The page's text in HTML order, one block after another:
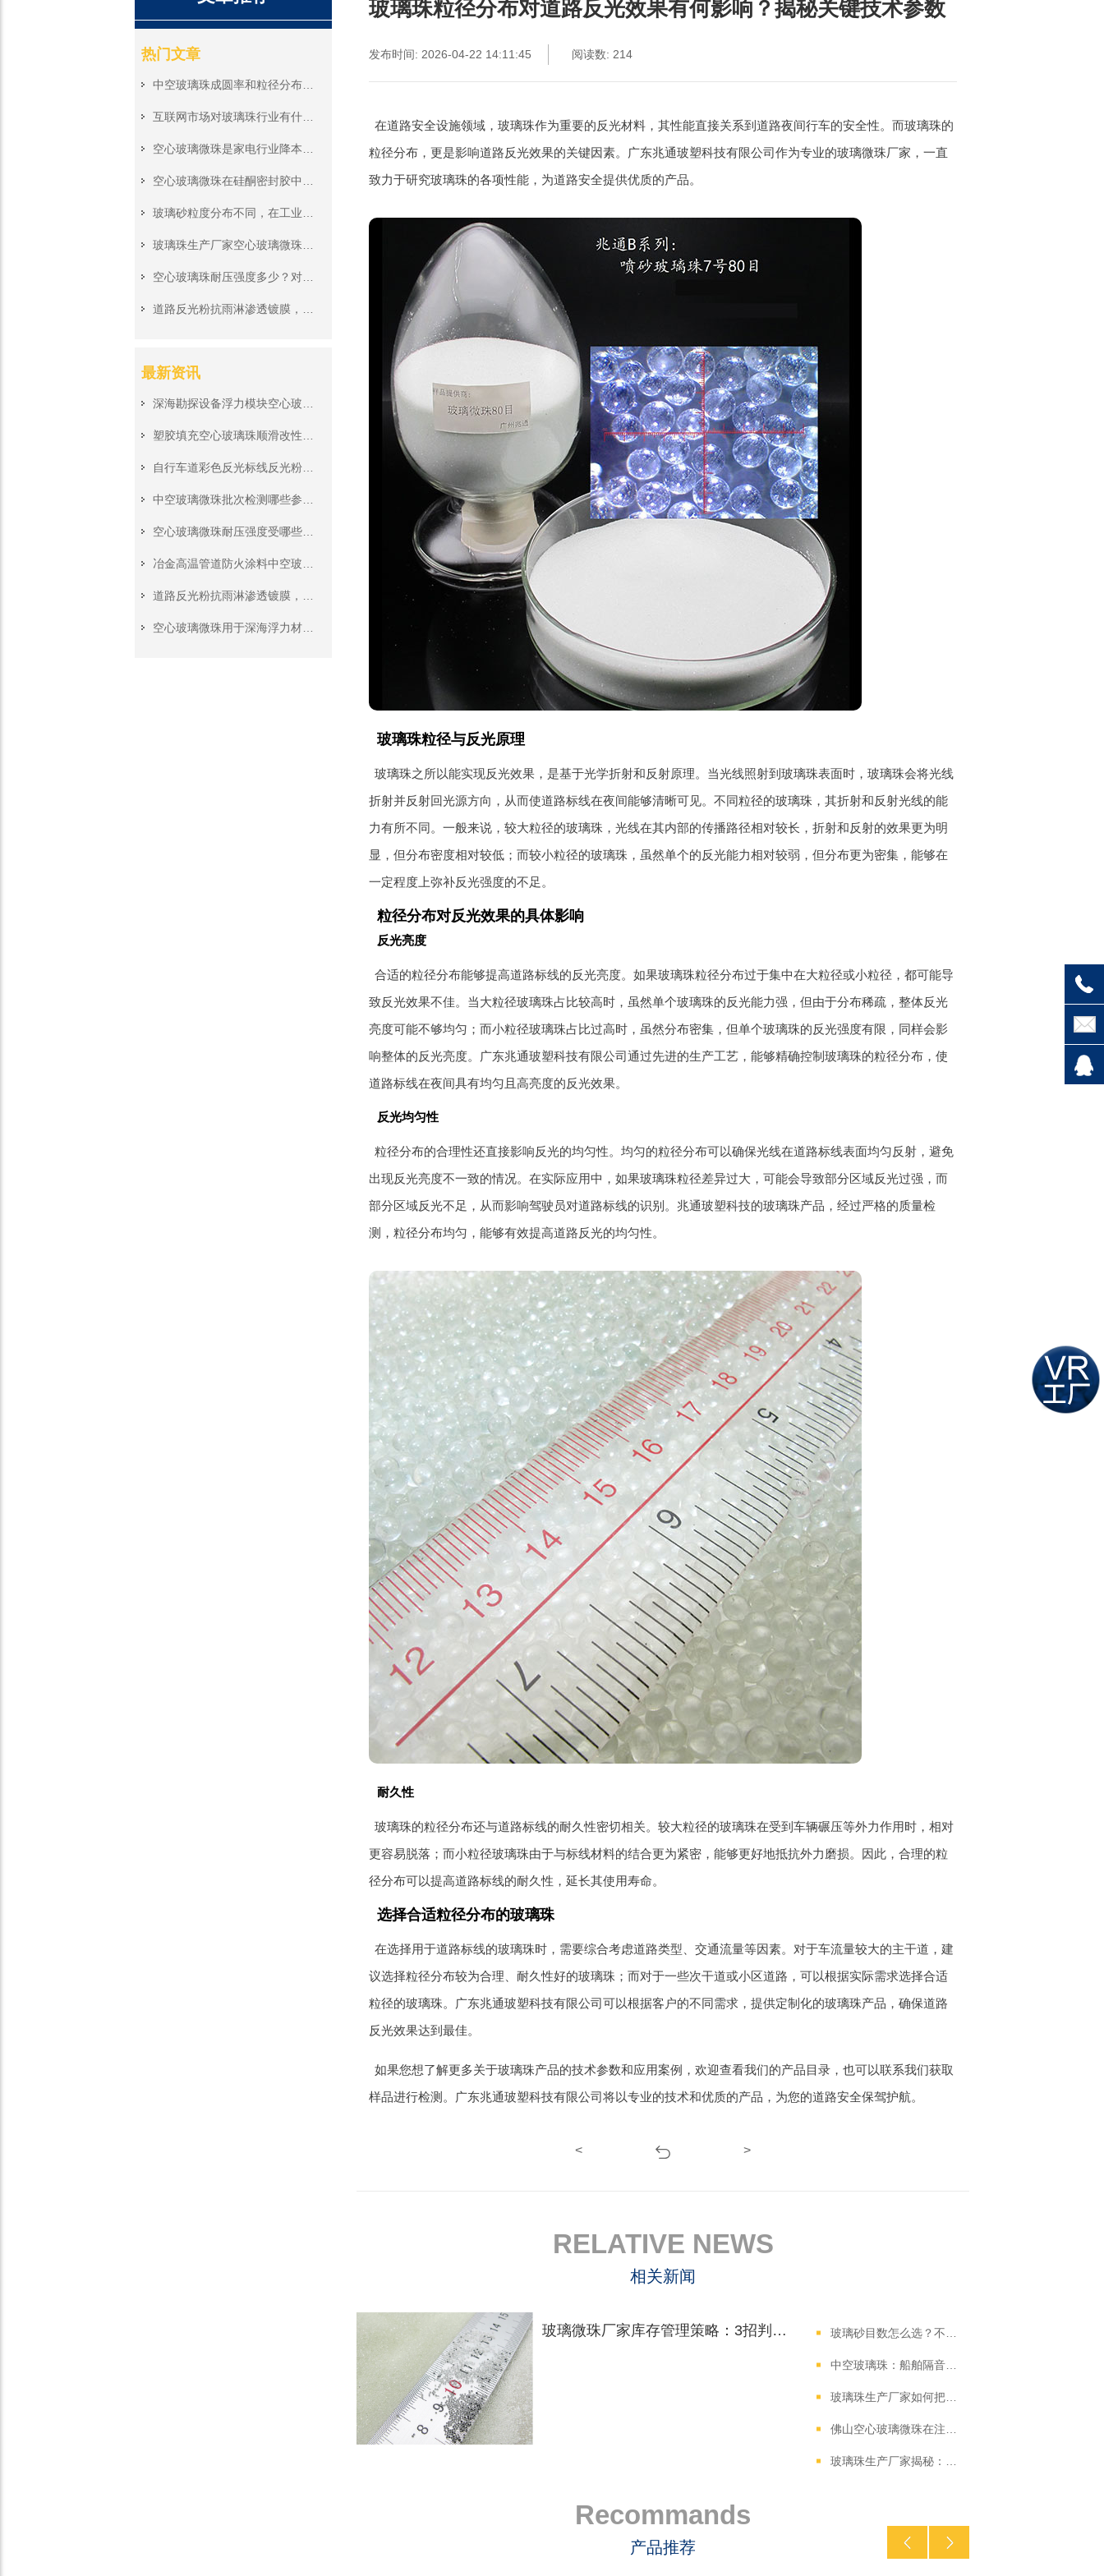
热门文章
中空玻璃珠成圆率和粒径分布对深海浮力应用有何影响？
互联网市场对玻璃珠行业有什么影响。
空心玻璃珠耐压强度多少？对深海浮力应用有何影响
最新资讯
自行车道彩色反光标线反光粉，非机动车道夜间警示施工原料
空心玻璃微珠耐压强度受哪些工艺影响?深海浮力填料关键参数解读
空心玻璃微珠用于深海浮力材料，耐压强度和粒径怎么选？
玻璃珠粒径分布对道路反光效果有何影响？揭秘关键技术参数
发布时间: 2026-04-22 14:11:45 阅读数: 214
在道路安全设施领域，玻璃珠作为重要的反光材料，其性能直接关系到道路夜间行车的安全性。而玻璃珠的
粒径分布，更是影响道路反光效果的关键因素。广东兆通玻塑科技有限公司作为专业的玻璃微珠厂家，一直
致力于研究玻璃珠的各项性能，为道路安全提供优质的产品。
玻璃珠粒径与反光原理
玻璃珠之所以能实现反光效果，是基于光学折射和反射原理。当光线照射到玻璃珠表面时，玻璃珠会将光线
折射并反射回光源方向，从而使道路标线在夜间能够清晰可见。不同粒径的玻璃珠，其折射和反射光线的能
力有所不同。一般来说，较大粒径的玻璃珠，光线在其内部的传播路径相对较长，折射和反射的效果更为明
显，但分布密度相对较低；而较小粒径的玻璃珠，虽然单个的反光能力相对较弱，但分布更为密集，能够在
一定程度上弥补反光强度的不足。
粒径分布对反光效果的具体影响
反光亮度
合适的粒径分布能够提高道路标线的反光亮度。如果玻璃珠粒径分布过于集中在大粒径或小粒径，都可能导
致反光效果不佳。当大粒径玻璃珠占比较高时，虽然单个玻璃珠的反光能力强，但由于分布稀疏，整体反光
亮度可能不够均匀；而小粒径玻璃珠占比过高时，虽然分布密集，但单个玻璃珠的反光强度有限，同样会影
响整体的反光亮度。广东兆通玻塑科技有限公司通过先进的生产工艺，能够精确控制玻璃珠的粒径分布，使
道路标线在夜间具有均匀且高亮度的反光效果。
反光均匀性
粒径分布的合理性还直接影响反光的均匀性。均匀的粒径分布可以确保光线在道路标线表面均匀反射，避免
出现反光亮度不一致的情况。在实际应用中，如果玻璃珠粒径差异过大，可能会导致部分区域反光过强，而
部分区域反光不足，从而影响驾驶员对道路标线的识别。兆通玻塑科技的玻璃珠产品，经过严格的质量检
测，粒径分布均匀，能够有效提高道路反光的均匀性。
耐久性
玻璃珠的粒径分布还与道路标线的耐久性密切相关。较大粒径的玻璃珠在受到车辆碾压等外力作用时，相对
更容易脱落；而小粒径玻璃珠由于与标线材料的结合更为紧密，能够更好地抵抗外力磨损。因此，合理的粒
径分布可以提高道路标线的耐久性，延长其使用寿命。
选择合适粒径分布的玻璃珠
在选择用于道路标线的玻璃珠时，需要综合考虑道路类型、交通流量等因素。对于车流量较大的主干道，建
议选择粒径分布较为合理、耐久性好的玻璃珠；而对于一些次干道或小区道路，可以根据实际需求选择合适
粒径的玻璃珠。广东兆通玻塑科技有限公司可以根据客户的不同需求，提供定制化的玻璃珠产品，确保道路
反光效果达到最佳。
如果您想了解更多关于玻璃珠产品的技术参数和应用案例，欢迎查看我们的产品目录，也可以联系我们获取
样品进行检测。广东兆通玻塑科技有限公司将以专业的技术和优质的产品，为您的道路安全保驾护航。
< >
RELATIVE NEWS
相关新闻
玻璃微珠厂家库存管理策略：3招判断是否有现货
Recommands
产品推荐